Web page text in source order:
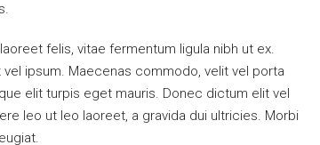
felis, vitae fermentum ligula nibh ut ex.
ipsum. Maecenas commodo, velit vel porta
elit turpis eget mauris. Donec dictum elit vel
leo ut leo laoreet, a gravida dui ultricies. Morbi